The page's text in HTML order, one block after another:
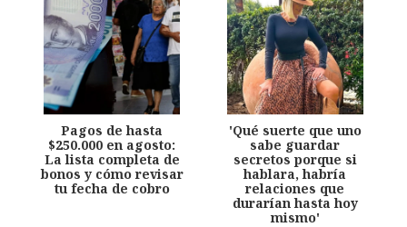
Pagos de hasta
$250.000 en agosto:
La lista completa de
bonos y cómo revisar
tu fecha de cobro
'Qué suerte que uno
sabe guardar
secretos porque si
hablara, habría
relaciones que
durarían hasta hoy
mismo'